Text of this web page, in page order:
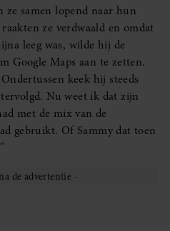
samen lopend naar hun
ze verdwaald en omdat
leeg was, wilde hij de
Google Maps aan te zetten.
keek hij steeds
Nu weet ik dat zijn
met de mix van de
gebruikt. Of Sammy dat toen